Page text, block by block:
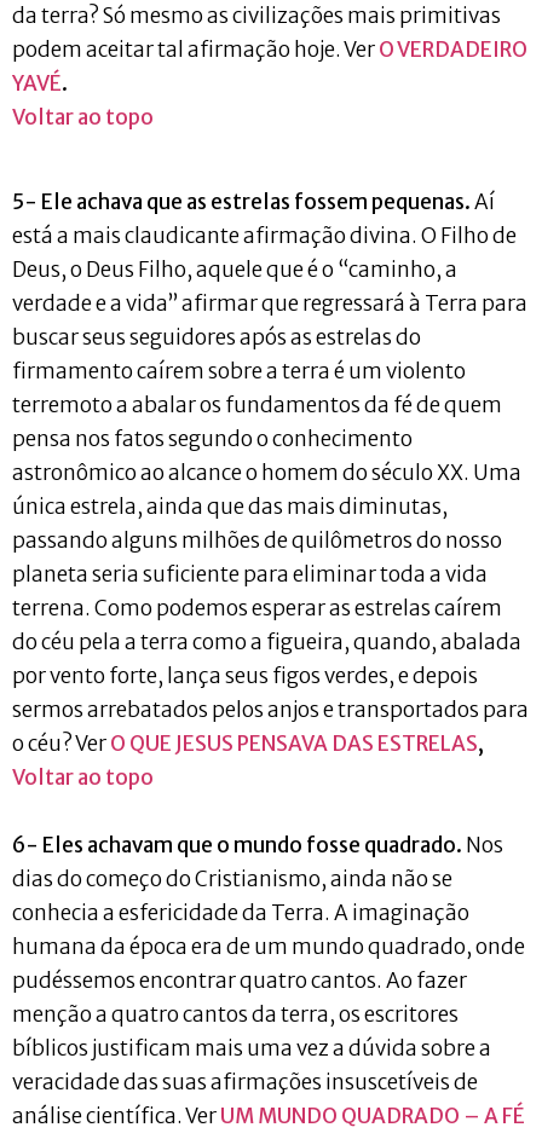
da terra? Só mesmo as civilizações mais primitivas
podem aceitar tal afirmação hoje. VerO VERDADEIRO
YAVÉ.
Voltar ao topo
5- Ele achava que as estrelas fossem pequenas.Aí
está a mais claudicante afirmação divina. O Filho de
Deus, o Deus Filho, aquele que é o “caminho, a
verdade e a vida” afirmar que regressará à Terra para
buscar seus seguidores após as estrelas do
firmamento caírem sobre a terra é um violento
terremoto a abalar os fundamentos da fé de quem
pensa nos fatos segundo o conhecimento
astronômico ao alcance o homem do século XX. Uma
única estrela, ainda que das mais diminutas,
passando alguns milhões de quilômetros do nosso
planeta seria suficiente para eliminar toda a vida
terrena. Como podemos esperar as estrelas caírem
do céu pela a terra como a figueira, quando, abalada
por vento forte, lança seus figos verdes, e depois
sermos arrebatados pelos anjos e transportados para
o céu? VerO QUE JESUS PENSAVA DAS ESTRELAS,
Voltar ao topo
6- Eles achavam que o mundo fosse quadrado. Nos
dias do começo do Cristianismo, ainda não se
conhecia a esfericidade da Terra. A imaginação
humana da época era de um mundo quadrado, onde
pudéssemos encontrar quatro cantos. Ao fazer
menção a quatro cantos da terra, os escritores
bíblicos justificam mais uma vez a dúvida sobre a
veracidade das suas afirmações insuscetíveis de
análise científica. VerUM MUNDO QUADRADO – A FÉ